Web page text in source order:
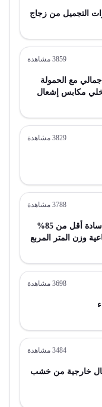
التجميل من زجاج
3859 مشاهدة
مع الحمولة
داخلي مكابس إشعال
3829 مشاهدة
3788 مشاهدة
أقمشة منسوجة من قطن مطبوعة نسج سادة أقل من 85%
وزن المتر المربع
3698 مشاهدة
3484 مشاهدة
خارجية من خشب